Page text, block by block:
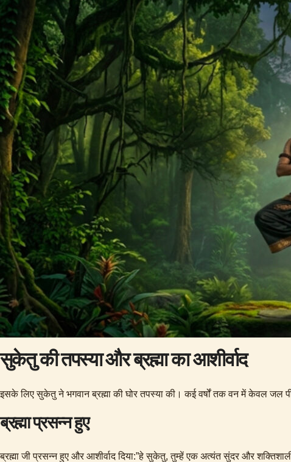
सुकेतु की तपस्या और ब्रह्मा का आशीर्वाद
इसके लिए सुकेतु ने भगवान ब्रह्मा की घोर तपस्या की। कई वर्षों तक वन में केवल जल
ब्रह्मा प्रसन्न हुए
ब्रह्मा जी प्रसन्न हुए और आशीर्वाद दिया:”हे सुकेतु, तुम्हें एक अत्यंत सुंदर और